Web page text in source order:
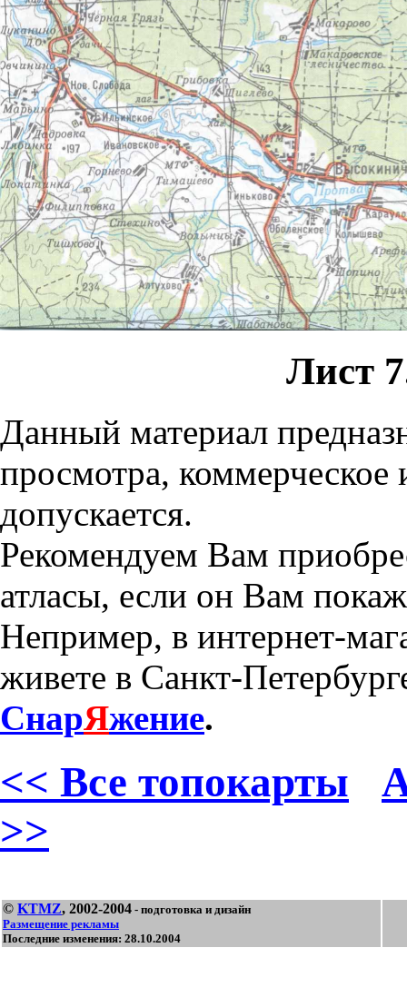
Лист
Данный материал
просмотра, коммерческое
допускается.
Рекомендуем Вам
атласы, если он Вам
Непример, в интернет-
живете в Санкт-
СнарЯжение.
<< Все топокарты
>>
© KTMZ, 2002-2004 - подготовка и дизайн
Размещение рекламы
Последние изменения: 28.10.2004